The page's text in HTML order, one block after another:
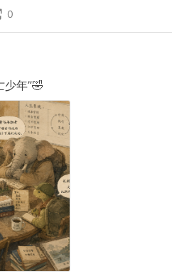
，十几年前不能固定时间的普通
梦的机会。 在这个世界
任务升级，升级过程中能挖药采
了金币就可以去二十五人的副本
了boss就可以掉装备和武器。每
，掉的装备进行拍卖，价高者
团长，再均分给大家。一般一个
指挥，熟悉地图打法的团长，和
很熟练的“打工者”，再叫几个不太
“老板”组成。 换句话说，
有金币，就可以跟着一群人去体
到心仪的武器和装备。慢慢的，
工者”。再赚其他“老板”的钱。 我
老板了。 有个装备我很
起拍，另一个老板出了200金。
出300的时候，媳妇刚好过来，
“加价”那里犹豫不决，问了我一个
0
少年”🤣